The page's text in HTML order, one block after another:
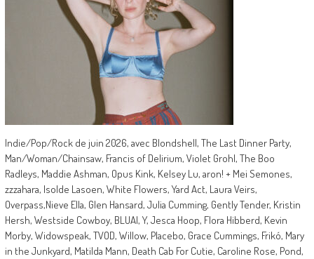
Indie/Pop/Rock de juin 2026, avec Blondshell, The Last Dinner Party,
Man/Woman/Chainsaw, Francis of Delirium, Violet Grohl, The Boo
Radleys, Maddie Ashman, Opus Kink, Kelsey Lu, aron! + Mei Semones,
zzzahara, Isolde Lasoen, White Flowers, Yard Act, Laura Veirs,
Overpass,Nieve Ella, Glen Hansard, Julia Cumming, Gently Tender, Kristin
Hersh, Westside Cowboy, BLUAI, Y, Jesca Hoop, Flora Hibberd, Kevin
Morby, Widowspeak, TVOD, Willow, Placebo, Grace Cummings, Frikó, Mary
in the Junkyard, Matilda Mann, Death Cab For Cutie, Caroline Rose, Pond,